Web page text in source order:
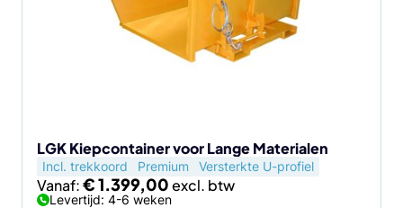
LGK Kiepcontainer voor Lange Materialen
Incl. trekkoord Premium Versterkte U-profiel
Vanaf:€1.399,00
Levertijd: 4-6 weken
de
productpagina